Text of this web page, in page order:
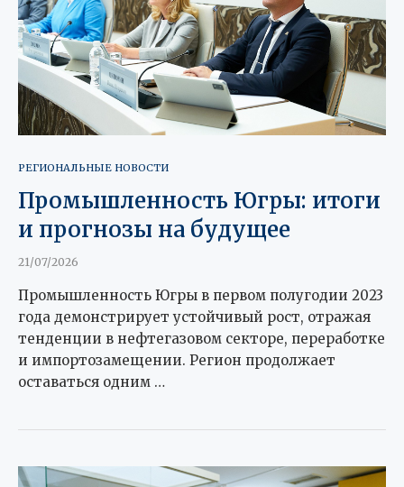
РЕГИОНАЛЬНЫЕ НОВОСТИ
Промышленность Югры: итоги
и прогнозы на будущее
21/07/2026
Промышленность Югры в первом полугодии 2023
года демонстрирует устойчивый рост, отражая
тенденции в нефтегазовом секторе, переработке
и импортозамещении. Регион продолжает
оставаться одним …